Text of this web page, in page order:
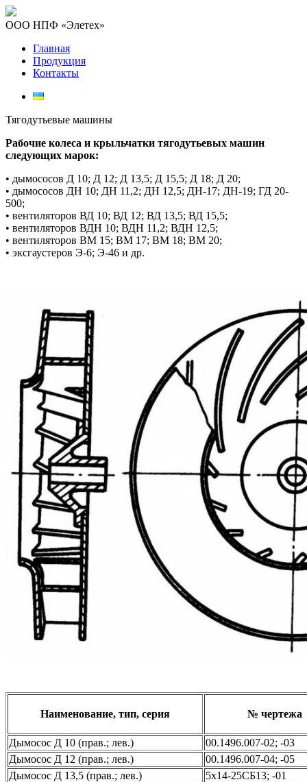
ООО НПФ «Элетех»
Главная
Продукция
Контакты
Тягодутьевые машины
Рабочие колеса и крыльчатки тягодутьевых машин
следующих марок:
• дымососов Д 10; Д 12; Д 13,5; Д 15,5; Д 18; Д 20;
• дымососов ДН 10; ДН 11,2; ДН 12,5; ДН-17; ДН-19; ГД 20-
500;
• вентиляторов ВД 10; ВД 12; ВД 13,5; ВД 15,5;
• вентиляторов ВДН 10; ВДН 11,2; ВДН 12,5;
• вентиляторов ВМ 15; ВМ 17; ВМ 18; ВМ 20;
• эксгаустеров Э-6; Э-46 и др.
Наименование, тип, серия № чертежа
Дымосос Д 10 (прав.; лев.)
00.1496.007-02; -03
Дымосос Д 12 (прав.; лев.)
00.1496.007-04; -05
Дымосос Д 13,5 (прав.; лев.)
5х14-25СБ13; -01